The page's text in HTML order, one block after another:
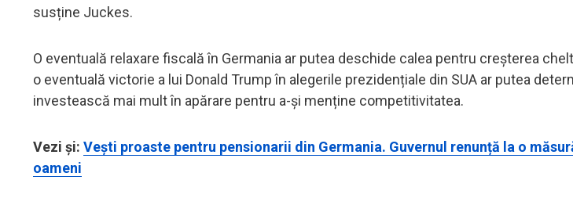
susține Juckes.
O eventuală relaxare fiscală în Germania ar putea deschide calea pentru creșterea
o eventuală victorie a lui Donald Trump în alegerile prezidențiale din SUA ar putea
investească mai mult în apărare pentru a-și menține competitivitatea.
Vezi și: Vești proaste pentru pensionarii din Germania. Guvernul renunță la o
oameni